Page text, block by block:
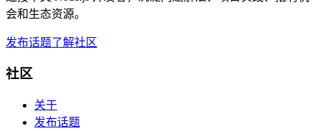
会和生态资源。
发布话题了解社区
社区
关于
发布话题